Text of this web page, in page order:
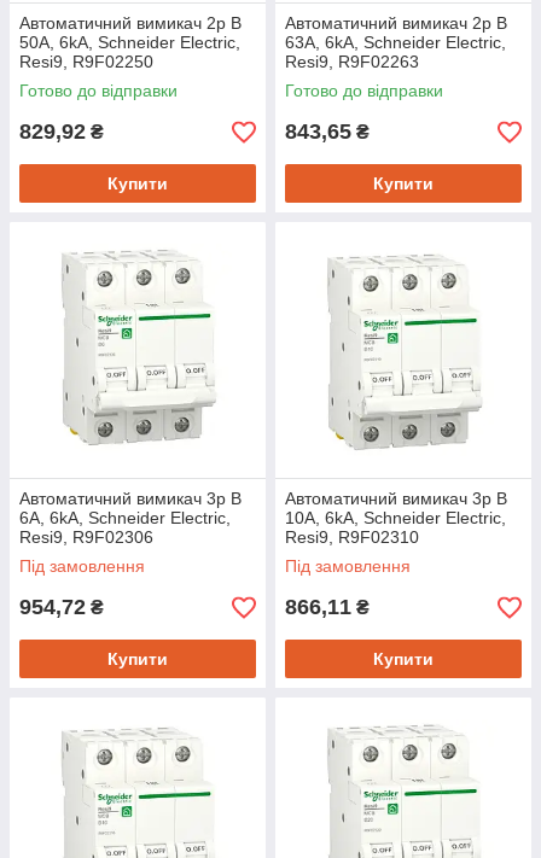
Автоматичний вимикач 2p B
50A, 6kA, Schneider Electric,
Resi9, R9F02250
Готово до відправки
829,92 ₴
Купити
Автоматичний вимикач 2p B
63A, 6kA, Schneider Electric,
Resi9, R9F02263
Готово до відправки
843,65 ₴
Купити
Автоматичний вимикач 3p B
6A, 6kA, Schneider Electric,
Resi9, R9F02306
Під замовлення
954,72 ₴
Купити
Автоматичний вимикач 3p B
10A, 6kA, Schneider Electric,
Resi9, R9F02310
Під замовлення
866,11 ₴
Купити